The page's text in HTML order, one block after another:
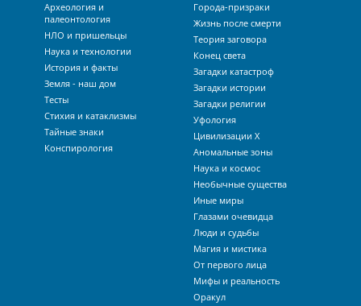
Археология и
палеонтология
НЛО и пришельцы
Наука и технологии
История и факты
Земля - наш дом
Тесты
Стихия и катаклизмы
Тайные знаки
Конспирология
Города-призраки
Жизнь после смерти
Теория заговора
Конец света
Загадки катастроф
Загадки истории
Загадки религии
Уфология
Цивилизации Х
Аномальные зоны
Наука и космос
Необычные существа
Иные миры
Глазами очевидца
Люди и судьбы
Магия и мистика
От первого лица
Мифы и реальность
Оракул